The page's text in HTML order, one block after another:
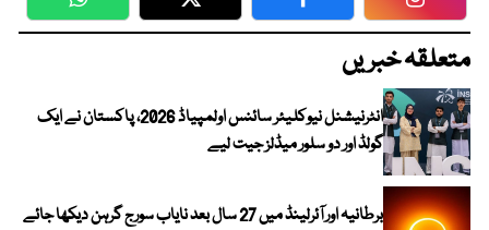
WhatsApp Twitter Facebook
متعلقہ خبریں
انٹرنیشنل نیوکلیئر سائنس اولمپیاڈ 2026، پاکستان نے ایک
گولڈ اور دو سلور میڈلز جیت لیے
برطانیہ اور آئرلینڈ میں 27 سال بعد نایاب سورج گرہن دیکھا جائے